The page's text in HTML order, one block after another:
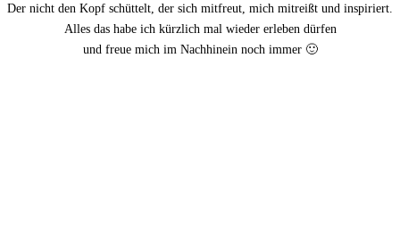
Der nicht den Kopf schüttelt, der sich mitfreut, mich mitreißt und inspiriert.
Alles das habe ich kürzlich mal wieder erleben dürfen
und freue mich im Nachhinein noch immer 🙂